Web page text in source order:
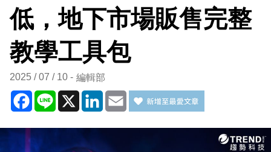
低，地下市場販售完整
教學工具包
2025 / 07 / 10 編輯部
Facebook
Line X LinkedIn
Email